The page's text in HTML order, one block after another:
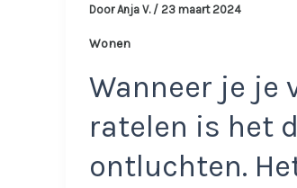
DoorAnja V. / 23 maart 2024
Wonen
Wanneer je je
ratelen is het
ontluchten.